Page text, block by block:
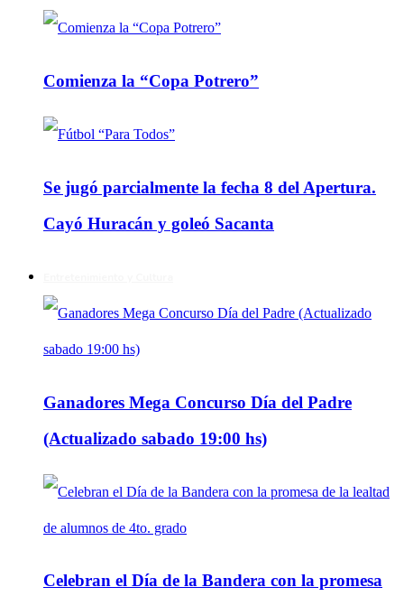
Comienza la “Copa Potrero”
Se jugó parcialmente la fecha 8 del Apertura.
Cayó Huracán y goleó Sacanta
Ganadores Mega Concurso Día del Padre
(Actualizado sabado 19:00 hs)
Celebran el Día de la Bandera con la promesa